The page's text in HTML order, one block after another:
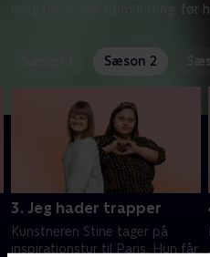
brug for en del opmuntring, før
Sæson 2
3. Jeg hader trapper
Kunstneren Stine tager på
inspirationstur til Paris. Hun får